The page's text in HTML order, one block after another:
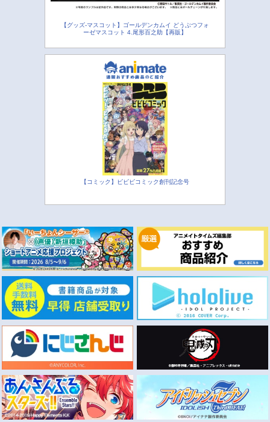
【グッズ-マスコット】ゴールデンカムイ どうぶつフォ
ーゼマスコット 4.尾形百之助【再販】
【コミック】ビビビコミック創刊記念号